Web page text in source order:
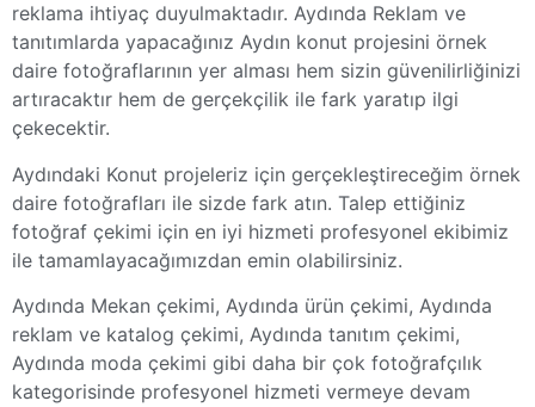
reklama ihtiyaç duyulmaktadır. Aydında Reklam ve
tanıtımlarda yapacağınız Aydın konut projesini örnek
daire fotoğraflarının yer alması hem sizin güvenilirliğinizi
artıracaktır hem de gerçekçilik ile fark yaratıp ilgi
çekecektir.
Aydındaki Konut projeleriz için gerçekleştireceğim örnek
daire fotoğrafları ile sizde fark atın. Talep ettiğiniz
fotoğraf çekimi için en iyi hizmeti profesyonel ekibimiz
ile tamamlayacağımızdan emin olabilirsiniz.
Aydında Mekan çekimi, Aydında ürün çekimi, Aydında
reklam ve katalog çekimi, Aydında tanıtım çekimi,
Aydında moda çekimi gibi daha bir çok fotoğrafçılık
kategorisinde profesyonel hizmeti vermeye devam